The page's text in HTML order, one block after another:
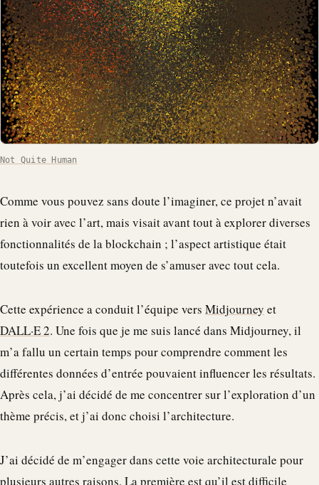
Not Quite Human
Comme vous pouvez sans doute l’imaginer, ce projet n’avait
rien à voir avec l’art, mais visait avant tout à explorer diverses
fonctionnalités de la blockchain ; l’aspect artistique était
toutefois un excellent moyen de s’amuser avec tout cela.
Cette expérience a conduit l’équipe vers Midjourney et
DALL·E 2. Une fois que je me suis lancé dans Midjourney, il
m’a fallu un certain temps pour comprendre comment les
différentes données d’entrée pouvaient influencer les résultats.
Après cela, j’ai décidé de me concentrer sur l’exploration d’un
thème précis, et j’ai donc choisi l’architecture.
J’ai décidé de m’engager dans cette voie architecturale pour
plusieurs autres raisons. La première est qu’il est difficile